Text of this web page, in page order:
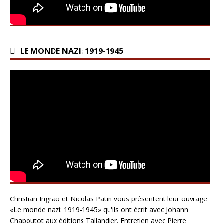
LE MONDE NAZI: 1919-1945
Christian Ingrao et Nicolas Patin vous présentent leur ouvrage
«Le monde nazi: 1919-1945» qu'ils ont écrit avec Johann
Chapoutot aux éditions Tallandier. Entretien avec Pierre